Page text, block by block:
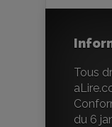
Tous
du 6